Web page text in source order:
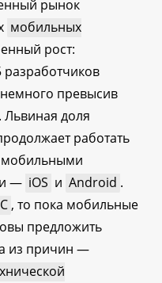
рынок
мобильных
рост:
разработчиков
превысив
Львиная доля
работать
— iOS и Android .
, то пока мобильные
предложить
из причин —